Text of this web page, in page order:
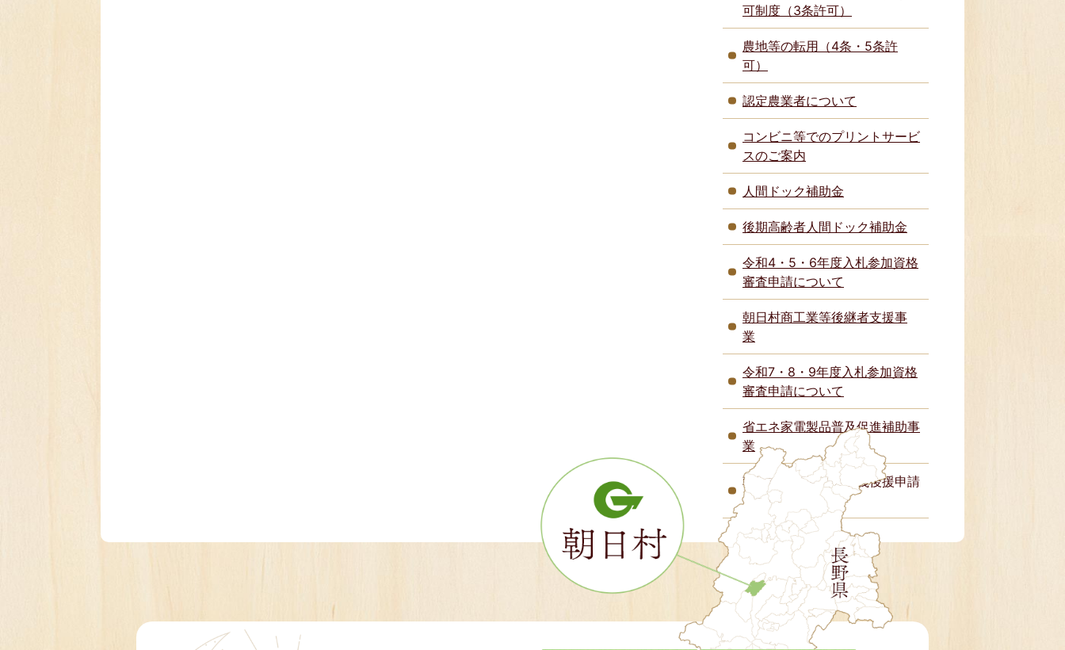
可制度（3条許可）
農地等の転用（4条・5条許
可）
認定農業者について
コンビニ等でのプリントサービ
スのご案内
人間ドック補助金
後期高齢者人間ドック補助金
令和4・5・6年度入札参加資格
審査申請について
朝日村商工業等後継者支援事
業
令和7・8・9年度入札参加資格
審査申請について
省エネ家電製品普及促進補助事
業
朝日村教育委員会名義後援申請
について